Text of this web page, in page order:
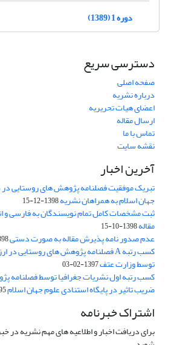
دوره 1 (1389)
دسترسی سریع
صفحه اصلی
درباره نشریه
اعضای هیات تحریریه
ارسال مقاله
تماس با ما
نقشه سایت
آخرین اخبار
تبریک موفقیت فصلنامه پژوهش های روستایی
جهان اسلام به همراهان نشریه1398-12-15
ثبت مشخصات کامل تمام نویسندگان به فارسی و
مقاله1398-10-15
عدم صدور نامه پذیرش مقاله به صورت دستی23
توسط وزارت عتف1397-02-03
کسب رتبه اول نشریات جغرافیا توسط فصلنامه
ضریب تاثیر در پایگاه استنادی علوم جهان اسلام21
اشتراک خبرنامه
برای دریافت اخبار و اطلاعیه های مهم نشریه در